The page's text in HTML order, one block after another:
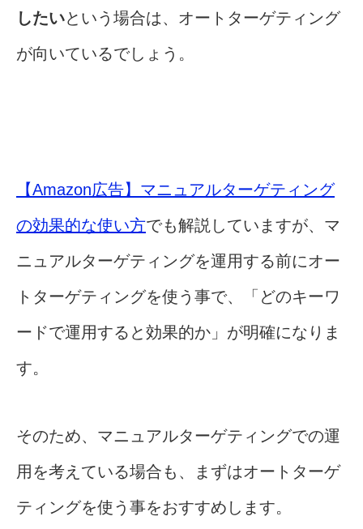
したいという場合は、オートターゲティング
が向いているでしょう。
【Amazon広告】マニュアルターゲティング
の効果的な使い方でも解説していますが、マ
ニュアルターゲティングを運用する前にオー
トターゲティングを使う事で、「どのキーワ
ードで運用すると効果的か」が明確になりま
す。
そのため、マニュアルターゲティングでの運
用を考えている場合も、まずはオートターゲ
ティングを使う事をおすすめします。